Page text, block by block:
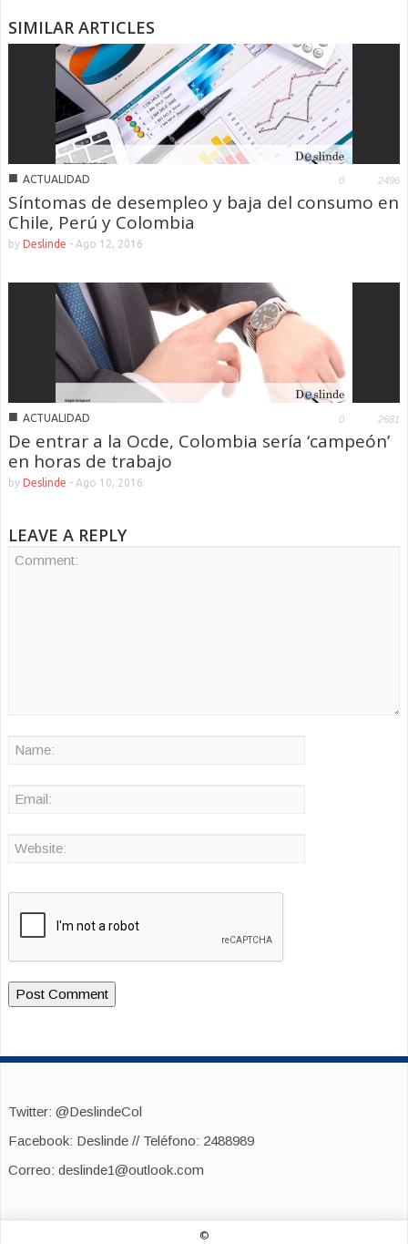
SIMILAR ARTICLES
■ ACTUALIDAD 0 2496
Síntomas de desempleo y baja del consumo en
Chile, Perú y Colombia
by Deslinde - Ago 12, 2016
■ ACTUALIDAD 0 2681
De entrar a la Ocde, Colombia sería ‘campeón’
en horas de trabajo
by Deslinde - Ago 10, 2016
LEAVE A REPLY
Twitter: @DeslindeCol
Facebook: Deslinde // Teléfono: 2488989
Correo: deslinde1@outlook.com
©